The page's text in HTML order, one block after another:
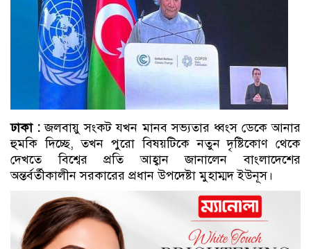
ঢাকা :জলবায়ু সংকট যখন মানব সভ্যতার ধ্বংস ডেকে আনার
হুমকি দিচ্ছে, তখন পুরো বিষয়টিকে নতুন দৃষ্টিকোণ থেকে
দেখতে বিশ্বের প্রতি আহ্বান জানালেন বাংলাদেশের
অন্তর্বর্তীকালীন সরকারের প্রধান উপদেষ্টা মুহাম্মদ ইউনূস।